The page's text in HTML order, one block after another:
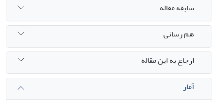
سابقه مقاله
هم رسانی
ارجاع به این مقاله
آمار